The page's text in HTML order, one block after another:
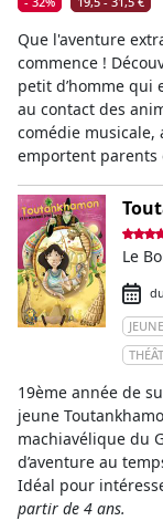
Que l'aventure
commence !
petit d’homme qui
au contact des
comédie musicale,
emportent
Le
19ème année de
jeune
machiavélique du
d’aventure au
Idéal pour
partir de 4 ans.